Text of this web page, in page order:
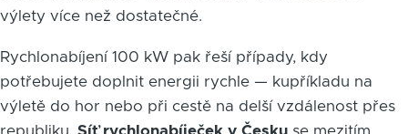
výlety více než dostatečné.
Rychlonabíjení 100 kW pak řeší případy, kdy
potřebujete doplnit energii rychle — kupříkladu na
výletě do hor nebo při cestě na delší vzdálenost přes
republiku. Síť rychlonabíječek v Česku se mezitím